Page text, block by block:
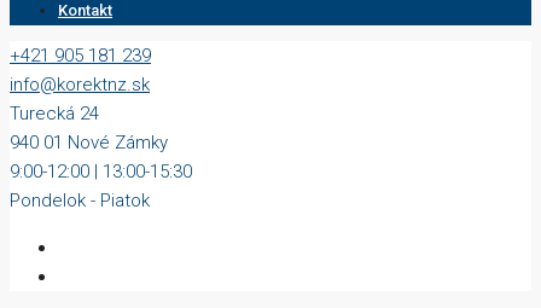
Kontakt
+421 905 181 239
info@korektnz.sk
Turecká 24
940 01 Nové Zámky
9:00-12:00 | 13:00-15:30
Pondelok - Piatok